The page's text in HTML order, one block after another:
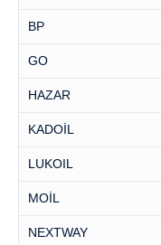
BP
GO
HAZAR
KADOİL
LUKOIL
MOİL
NEXTWAY